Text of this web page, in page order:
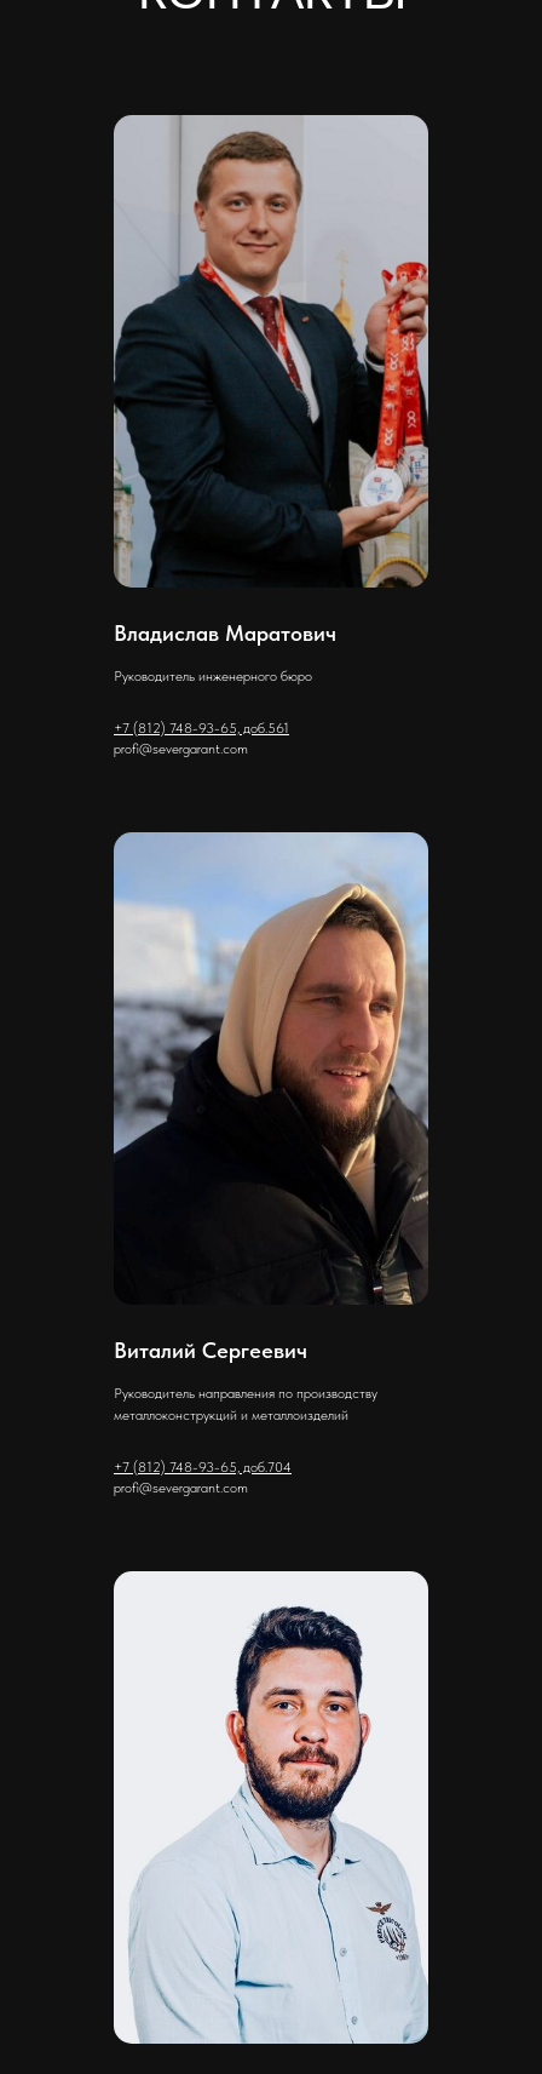
Владислав Маратович
Руководитель инженерного бюро
+7 (812) 748-93-65, доб.561
profi@severgarant.com
Виталий Сергеевич
Руководитель направления по производству
металлоконструкций и металлоизделий
+7 (812) 748-93-65, доб.704
profi@severgarant.com